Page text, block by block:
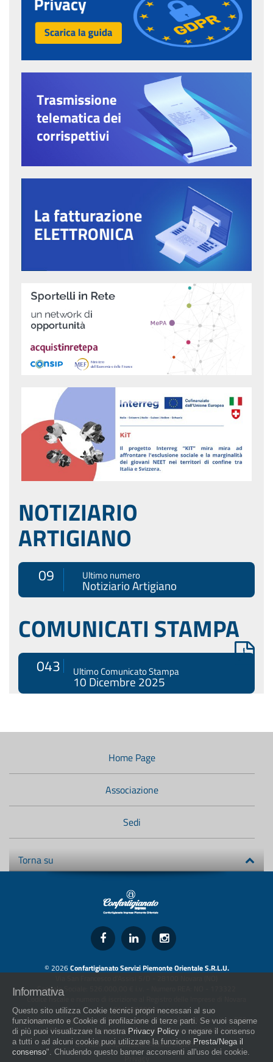
NOTIZIARIO
ARTIGIANO
09 Ultimo numero
Notiziario Artigiano
COMUNICATI STAMPA
043 Ultimo Comunicato Stampa
10 Dicembre 2025
Home Page
Associazione
Sedi
Torna su
© 2026Confartigianato Servizi Piemonte Orientale S.R.L.U.
Capitale Sociale: 526.000,00 € i.v. - Numero REA: NO - 173322
Codice fiscale e numero di iscrizione al Registro delle Imprese di Novara
01436930034
artigiani.it è registrato nel Registro della Stampa Periodica con il nr. 562
con Decreto del Presidente del Tribunale di Novara del 07/03/13
Direttore Responsabile: Amleto Impaloni
Privacy
Informativa
Questo sito utilizza Cookie tecnici propri necessari al suo
funzionamento e Cookie di profilazione di terze parti. Se vuoi saperne
di più puoi visualizzare la nostra Privacy Policy o negare il consenso
a tutti o ad alcuni cookie puoi utilizzare la funzione Presta/Nega il
consenso". Chiudendo questo banner acconsenti all'uso dei cookie.